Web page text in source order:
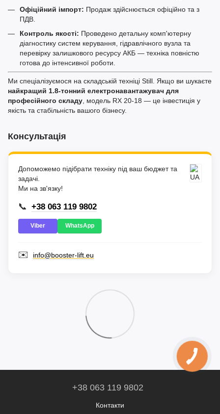
Офіційний імпорт: Продаж здійснюється офіційно та з
ПДВ.
Контроль якості: Проведено детальну комп'ютерну
діагностику систем керування, гідравлічного вузла та
перевірку залишкового ресурсу АКБ — техніка повністю
готова до інтенсивної роботи.
Ми спеціалізуємося на складській техніці Still. Якщо ви шукаєте
найкращий 1.8-тонний електронавантажувач для
професійного складу , модель RX 20-18 — це інвестиція у
якість та стабільність вашого бізнесу.
Консультація
Допоможемо підібрати техніку під ваш бюджет та
задачі.
Ми на зв'язку!
📞 +38 063 119 9802
Viber WhatsApp
✉️ info@booster-lift.eu
+38 063 119 9802
Контакти